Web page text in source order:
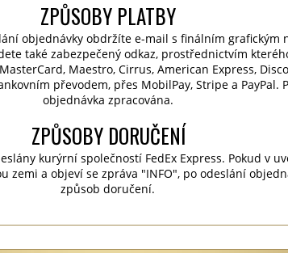
ZPŮSOBY PLATBY
objednávky obdržíte e-mail s finálním
také zabezpečený odkaz, prostřednictvím
Maestro, Cirrus, American Express,
převodem, přes MobilPay, Stripe a PayPal.
objednávka zpracována.
ZPŮSOBY DORUČENÍ
kurýrní společností FedEx Express. Pokud v
zemi a objeví se zpráva "INFO", po odeslání
způsob doručení.